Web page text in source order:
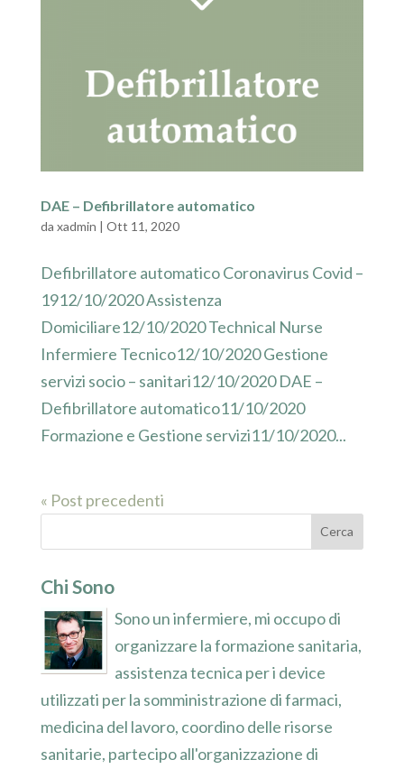
DAE – Defibrillatore automatico
da xadmin | Ott 11, 2020
Defibrillatore automatico Coronavirus Covid –
1912/10/2020 Assistenza
Domiciliare12/10/2020 Technical Nurse
Infermiere Tecnico12/10/2020 Gestione
servizi socio – sanitari12/10/2020 DAE –
Defibrillatore automatico11/10/2020
Formazione e Gestione servizi11/10/2020...
« Post precedenti
Chi Sono
Sono un infermiere, mi occupo di
organizzare la formazione sanitaria,
assistenza tecnica per i device
utilizzati per la somministrazione di farmaci,
medicina del lavoro, coordino delle risorse
sanitarie, partecipo all'organizzazione di